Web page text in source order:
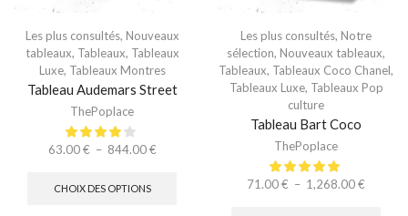
Les plus consultés, Nouveaux
tableaux, Tableaux, Tableaux
Luxe, Tableaux Montres
Tableau Audemars Street
ThePoplace
63.00€ – 844.00€
CHOIX DES OPTIONS
Les plus consultés, Notre
sélection, Nouveaux tableaux,
Tableaux, Tableaux Coco Chanel,
Tableaux Luxe, Tableaux Pop
culture
Tableau Bart Coco
ThePoplace
71.00€ – 1,268.00€